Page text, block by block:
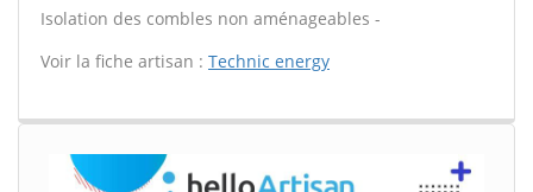
Isolation des combles non aménageables -
Voir la fiche artisan : Technic energy